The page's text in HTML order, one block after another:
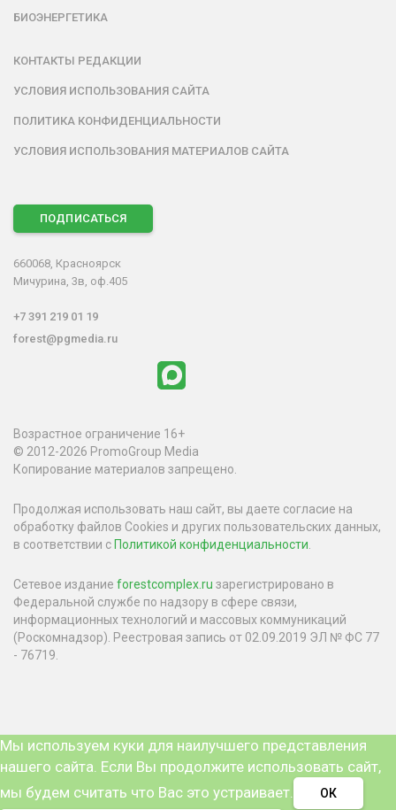
БИОЭНЕРГЕТИКА
КОНТАКТЫ РЕДАКЦИИ
УСЛОВИЯ ИСПОЛЬЗОВАНИЯ САЙТА
ПОЛИТИКА КОНФИДЕНЦИАЛЬНОСТИ
УСЛОВИЯ ИСПОЛЬЗОВАНИЯ МАТЕРИАЛОВ САЙТА
ПОДПИСАТЬСЯ
660068, Красноярск
Мичурина, 3в, оф.405
+7 391 219 01 19
forest@pgmedia.ru
Возрастное ограничение 16+
© 2012-2026 PromoGroup Media
Копирование материалов запрещено.
Продолжая использовать наш сайт, вы даете согласие на
обработку файлов Cookies и других пользовательских данных,
в соответствии с Политикой конфиденциальности
Сетевое издание forestcomplex.ru зарегистрировано в
Федеральной службе по надзору в сфере связи,
информационных технологий и массовых коммуникаций
(Роскомнадзор). Реестровая запись от 02.09.2019 ЭЛ № ФС 77
- 76719.
Мы используем куки для наилучшего представления
нашего сайта. Если Вы продолжите использовать сайт,
мы будем считать что Вас это устраивает.
ОК